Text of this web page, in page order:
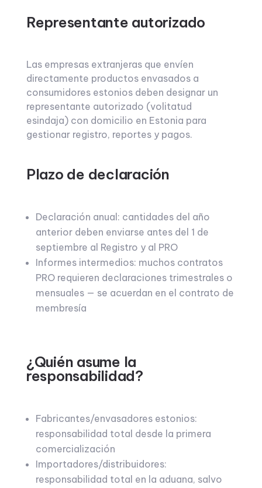
Representante autorizado
Las empresas extranjeras que envíen
directamente productos envasados a
consumidores estonios deben designar un
representante autorizado (volitatud
esindaja) con domicilio en Estonia para
gestionar registro, reportes y pagos.
Plazo de declaración
Declaración anual: cantidades del año
anterior deben enviarse antes del 1 de
septiembre al Registro y al PRO
Informes intermedios: muchos contratos
PRO requieren declaraciones trimestrales o
mensuales — se acuerdan en el contrato de
membresía
¿Quién asume la
responsabilidad?
Fabricantes/envasadores estonios:
responsabilidad total desde la primera
comercialización
Importadores/distribuidores:
responsabilidad total en la aduana, salvo